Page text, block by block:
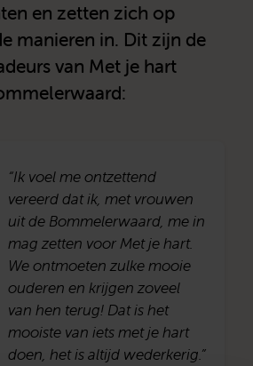
en zetten zich op
manieren in. Dit zijn de
van Met je hart
“Ik voel me ontzettend
vereerd dat ik, met vrouwen
uit de Bommelerwaard, me in
mag zetten voor Met je hart.
We ontmoeten zulke mooie
ouderen en krijgen zoveel
van hen terug! Dat is het
mooiste van iets met je hart
doen, het is altijd wederkerig.”